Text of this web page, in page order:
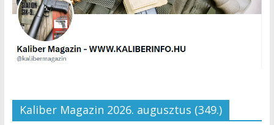
Kaliber Magazin 2026. augusztus (349.)